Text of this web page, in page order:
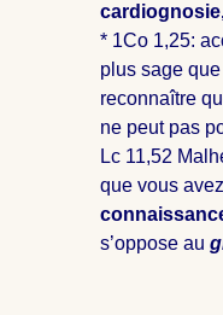
* 1Co 1,25:
plus sage
reconnaître
ne peut pas
Lc 11,52
que vous
s’oppose au